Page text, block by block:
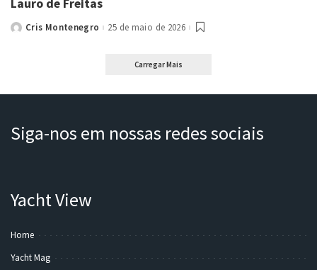
Lauro de Freitas
PostedCris Montenegro 25 de maio de 2026
Carregar Mais
Siga-nos em nossas redes sociais
Yacht View
Home
Yacht Mag